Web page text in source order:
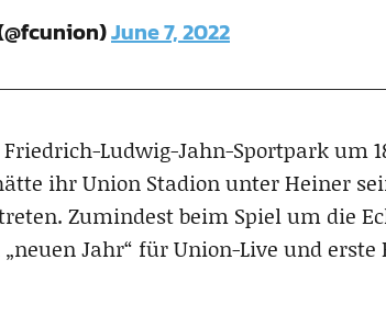
June 7, 2022
Ludwig-Jahn-Sportpark um
ihr Union Stadion unter Heiner
Zumindest beim Spiel um die
Jahr“ für Union-Live und